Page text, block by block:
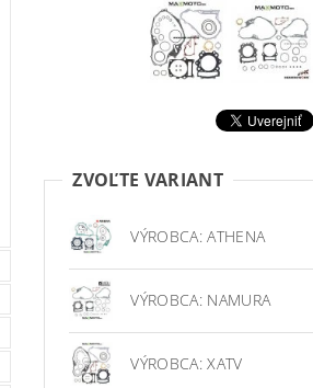
ZVOĽTE VARIANT
VÝROBCA: ATHENA
VÝROBCA: NAMURA
VÝROBCA: XATV